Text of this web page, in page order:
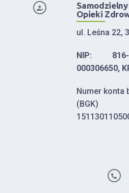
Opieki
ul. Leśna 22,
NIP: 816-
000306650,
Numer konta
(BGK)